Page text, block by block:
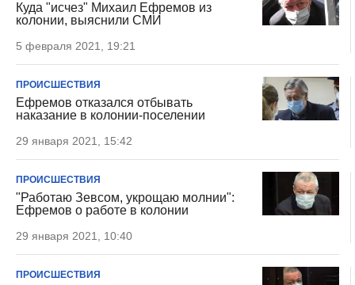
Куда "исчез" Михаил Ефремов из
колонии, выяснили СМИ
5 февраля 2021, 19:21
ПРОИСШЕСТВИЯ
Ефремов отказался отбывать
наказание в колонии-поселении
29 января 2021, 15:42
ПРОИСШЕСТВИЯ
"Работаю Зевсом, укрощаю молнии":
Ефремов о работе в колонии
29 января 2021, 10:40
ПРОИСШЕСТВИЯ